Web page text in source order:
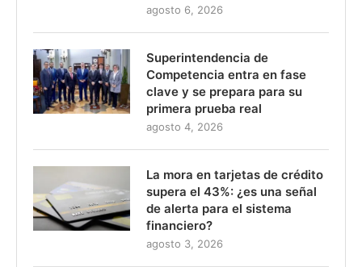
agosto 6, 2026
Superintendencia de
Competencia entra en fase
clave y se prepara para su
primera prueba real
agosto 4, 2026
La mora en tarjetas de crédito
supera el 43%: ¿es una señal
de alerta para el sistema
financiero?
agosto 3, 2026